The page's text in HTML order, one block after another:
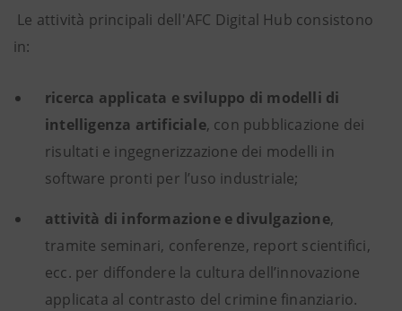
Le attività principali dell'AFC Digital Hub consistono
in:
ricerca applicata e sviluppo di modelli di
intelligenza artificiale, con pubblicazione dei
risultati e ingegnerizzazione dei modelli in
software pronti per l’uso industriale;
attività di informazione e divulgazione,
tramite seminari, conferenze, report scientifici,
ecc. per diffondere la cultura dell’innovazione
applicata al contrasto del crimine finanziario.